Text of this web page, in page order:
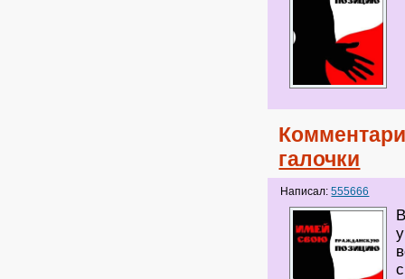
галочки
Написал:555666